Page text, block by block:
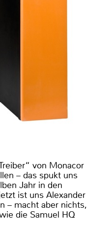
von Monacor
– das spukt uns
Jahr in den
ist uns Alexander
– macht aber nichts,
die Samuel HQ